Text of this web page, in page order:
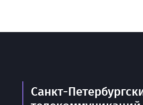
Санкт-